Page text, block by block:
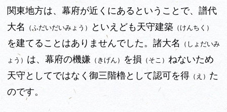
関東地方は、幕府が近くにあるということで、譜代
大名
（ふだいだいみょう） といえども天守建築 （けんちく）
を建てることはありませんでした。諸大名
（しょだいみ
ょう） は、幕府の機嫌 （きげん） を損 （そこ） ねないため
天守としてではなく御三階櫓として認可を得 （え） た
のです。